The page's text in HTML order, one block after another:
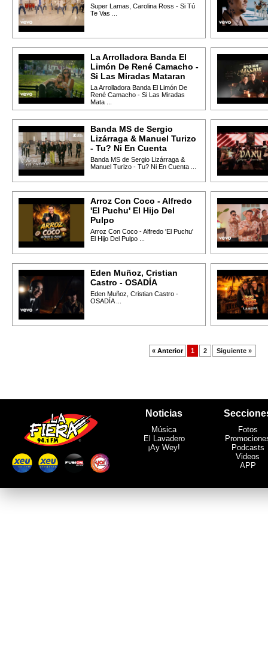
Super Lamas, Carolina Ross - Si Tú
Te Vas ...
La Arrolladora Banda El
Limón De René Camacho -
Si Las Miradas Mataran
La Arrolladora Banda El Limón De
René Camacho - Si Las Miradas
Mata ...
Banda MS de Sergio
Lizárraga & Manuel Turizo
- Tu? Ni En Cuenta
Banda MS de Sergio Lizárraga &
Manuel Turizo - Tu? Ni En Cuenta ...
Arroz Con Coco - Alfredo
'El Puchu' El Hijo Del
Pulpo
Arroz Con Coco - Alfredo 'El Puchu'
El Hijo Del Pulpo ...
Eden Muñoz, Cristian
Castro - OSADÍA
Eden Muñoz, Cristian Castro -
OSADÍA ...
« Anterior 1 2 Siguiente »
Noticias
Música
El Lavadero
¡Ay Wey!
Fotos
Podcasts
Videos
APP